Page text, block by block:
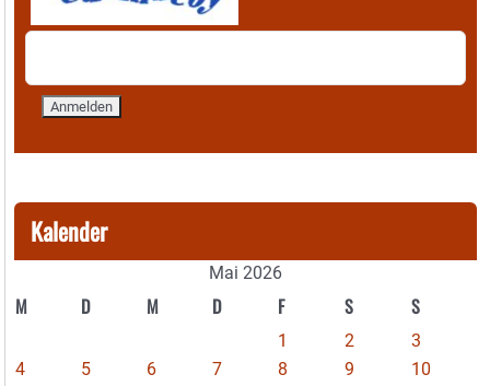
Kalender
Mai 2026
M D M D F S S
1 2
3
4
5 6 7 8 9
10